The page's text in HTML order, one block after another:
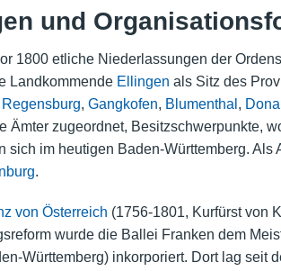
und
1800 etliche Niederlassungen der
Landkommende Ellingen als Sitz des
Regensburg, Gangkofen, Blumenthal ,
Ämter zugeordnet, Besitzschwerpunkte,
im heutigen Baden-Württemberg.
.
von Österreich (1756-1801, Kurfürst von
wurde die Ballei Franken dem
Württemberg) inkorporiert. Dort lag seit